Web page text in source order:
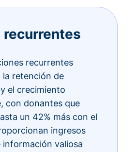
recurrentes
recurrentes
la retención de
el crecimiento
con donantes que
un 42% más con el
ingresos
información valiosa